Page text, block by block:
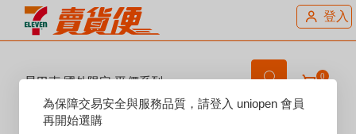
登入
星巴克 國外限定 平價系列 0
賣場說明：
Reset
Focus
為保障交易安全與服務品質，請登入 uniopen 會員
再開始選購